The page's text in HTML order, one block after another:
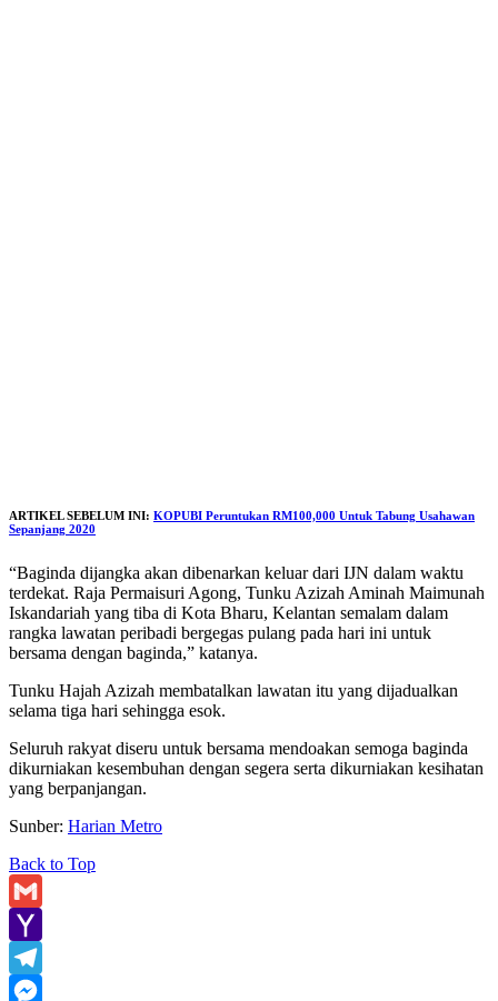
ARTIKEL SEBELUM INI: KOPUBI Peruntukan RM100,000 Untuk Tabung Usahawan
Sepanjang 2020
“Baginda dijangka akan dibenarkan keluar dari IJN dalam waktu
terdekat. Raja Permaisuri Agong, Tunku Azizah Aminah Maimunah
Iskandariah yang tiba di Kota Bharu, Kelantan semalam dalam
rangka lawatan peribadi bergegas pulang pada hari ini untuk
bersama dengan baginda,” katanya.
Tunku Hajah Azizah membatalkan lawatan itu yang dijadualkan
selama tiga hari sehingga esok.
Seluruh rakyat diseru untuk bersama mendoakan semoga baginda
dikurniakan kesembuhan dengan segera serta dikurniakan kesihatan
yang berpanjangan.
Sunber: Harian Metro
Back to Top
Gmail
Yahoo
Mail
Telegram